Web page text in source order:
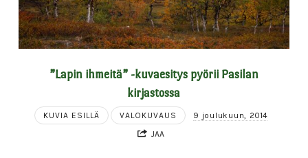
”Lapin ihmeitä” -kuvaesitys pyörii Pasilan
kirjastossa
KUVIA ESILLÄ VALOKUVAUS
9 joulukuun, 2014
JAA